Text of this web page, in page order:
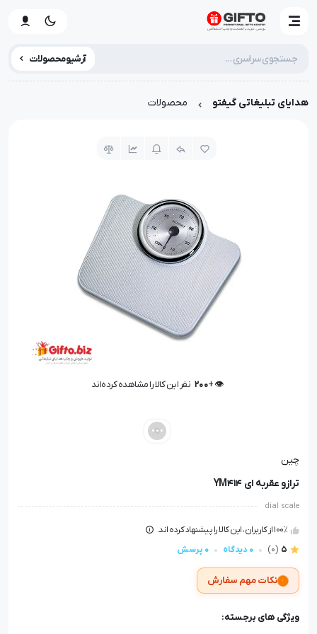
آرشیو محصولات
هدایای تبلیغاتی گیفتو محصولات
👁️ +
200 نفر این کالا را مشاهده کرده‌اند
چین
ترازو عقربه ای YM414
dial scale
100٪ از کاربران، این کالا را پیشنهاد کرده اند.
5
(0) 0 دیدگاه 0 پرسش
نکات مهم سفارش
ویژگی های برجسته: